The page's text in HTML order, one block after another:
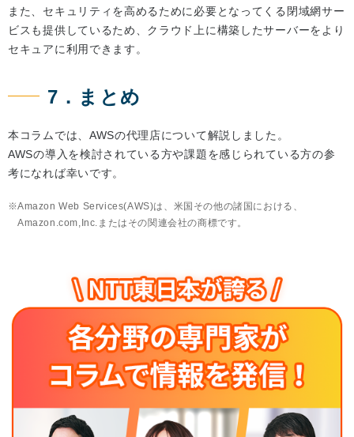
また、セキュリティを高めるために必要となってくる閉域網サー
ビスも提供しているため、クラウド上に構築したサーバーをより
セキュアに利用できます。
7．まとめ
本コラムでは、AWSの代理店について解説しました。
AWSの導入を検討されている方や課題を感じられている方の参
考になれば幸いです。
Amazon Web Services(AWS)は、米国その他の諸国における、
Amazon.com,Inc.またはその関連会社の商標です。